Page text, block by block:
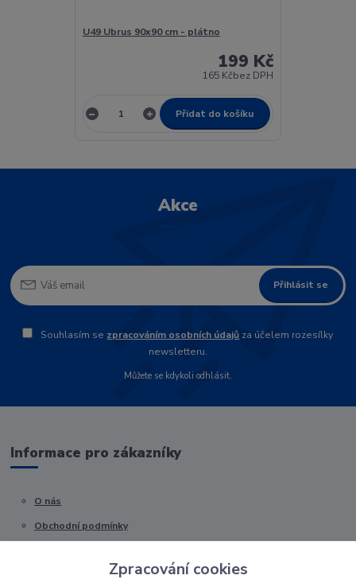
U49 Ubrus 90x90 cm - plátno
199 Kč
165 Kčbez DPH
Přidat do košíku
Akce
Přihlásit se
Souhlasím se zpracováním osobních údajů za účelem rozesílky
newsletteru.
Můžete se kdykoli odhlásit.
Informace pro zákazníky
O nás
Obchodní podmínky
Zpracování cookies